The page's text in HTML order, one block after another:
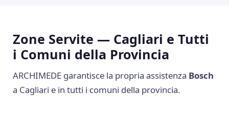
Zone Servite — Cagliari e Tutti
i Comuni della Provincia
ARCHIMEDE garantisce la propria assistenza Bosch
a Cagliari e in tutti i comuni della provincia.